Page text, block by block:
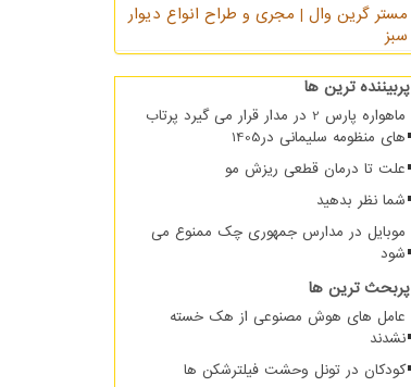
مستر گرین وال | مجری و طراح انواع دیوار
سبز
پربیننده ترین ها
ماهواره پارس 2 در مدار قرار می گیرد پرتاب
های منظومه سلیمانی در1405
علت تا درمان قطعی ریزش مو
شما نظر بدهید
موبایل در مدارس جمهوری چک ممنوع می
شود
پربحث ترین ها
عامل های هوش مصنوعی از هک خسته
نشدند
کودکان در تونل وحشت فیلترشکن ها